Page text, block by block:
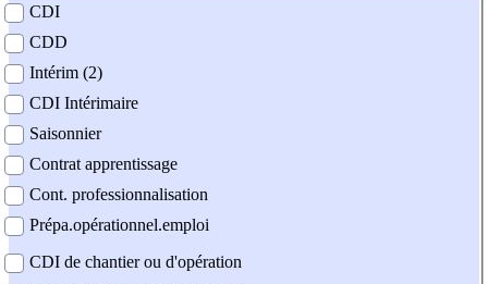
contrat
CDI
CDD
Intérim (2)
CDI Intérimaire
Saisonnier
Contrat apprentissage
Cont. professionnalisation
Prépa.opérationnel.emploi
CDI de chantier ou d'opération